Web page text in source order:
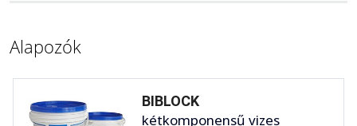
Alapozók
BIBLOCK
kétkomponensű vizes